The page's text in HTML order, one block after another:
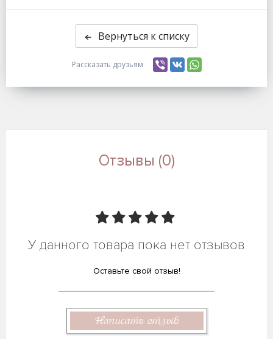
Вернуться к списку
Рассказать друзьям
Отзывы (0)
У данного товара пока нет отзывов
Оставьте свой отзыв!
Написать отзыв